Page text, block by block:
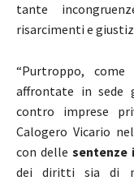
tante
risarcimenti e
“Purtroppo,
affrontate in sede
contro imprese
Calogero Vicario
con delle sentenze
dei diritti sia di